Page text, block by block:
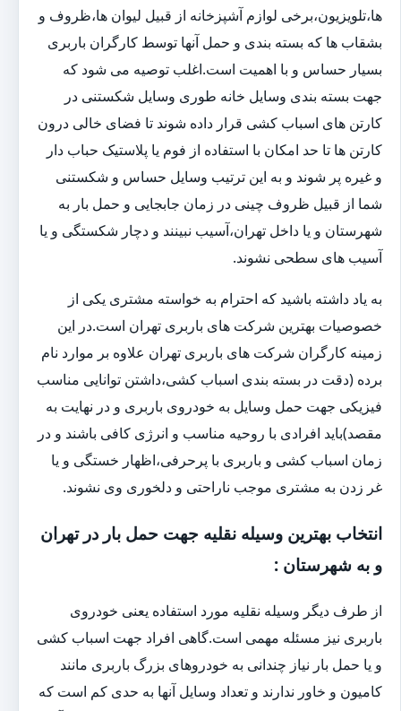
ها،تلویزیون،برخی لوازم آشپزخانه از قبیل لیوان ها،ظروف و
بشقاب ها که بسته بندی و حمل آنها توسط کارگران باربری
بسیار حساس و با اهمیت است.اغلب توصیه می شود که
جهت بسته بندی وسایل خانه طوری وسایل شکستنی در
کارتن های اسباب کشی قرار داده شوند تا فضای خالی درون
کارتن ها تا حد امکان با استفاده از فوم یا پلاستیک حباب دار
و غیره پر شوند و به این ترتیب وسایل حساس و شکستنی
شما از قبیل ظروف چینی در زمان جابجایی و حمل بار به
شهرستان و یا داخل تهران،آسیب نبینند و دچار شکستگی و یا
آسیب های سطحی نشوند.
به یاد داشته باشید که احترام به خواسته مشتری یکی از
خصوصیات بهترین شرکت های باربری تهران است.در این
زمینه کارگران شرکت های باربری تهران علاوه بر موارد نام
برده (دقت در بسته بندی اسباب کشی،داشتن توانایی مناسب
فیزیکی جهت حمل وسایل به خودروی باربری و در نهایت به
مقصد)باید افرادی با روحیه مناسب و انرژی کافی باشند و در
زمان اسباب کشی و باربری با پرحرفی،اظهار خستگی و یا
غر زدن به مشتری موجب ناراحتی و دلخوری وی نشوند.
انتخاب بهترین وسیله نقلیه جهت حمل بار در تهران
و به شهرستان :
از طرف دیگر وسیله نقلیه مورد استفاده یعنی خودروی
باربری نیز مسئله مهمی است.گاهی افراد جهت اسباب کشی
و یا حمل بار نیاز چندانی به خودروهای بزرگ باربری مانند
کامیون و خاور ندارند و تعداد وسایل آنها به حدی کم است که